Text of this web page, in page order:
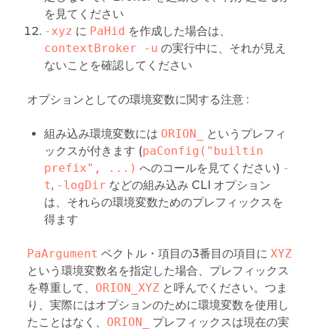
を見てください
-xyz に PaHid を作成した場合は、
contextBroker -u の実行中に、それが見え
ないことを確認してください
オプションとしての環境変数に関する注意 :
組み込み環境変数には ORION_
というプレフィ
ックスが付きます (paConfig("builtin
prefix", ...) へのコールを見てください) -
t, -logDir などの組み込み CLI オプション
は、それらの環境変数ためのプレフィックスを
得ます
PaArgument ベクトル・項目の3番目の項目に XYZ
という環境変数名を指定した場合、プレフィックス
を尊重して、 ORION_XYZと呼んでください。つま
り、実際にはオプションのために環境変数を使用し
たことはなく、 ORION_
プレフィックスは現在の実